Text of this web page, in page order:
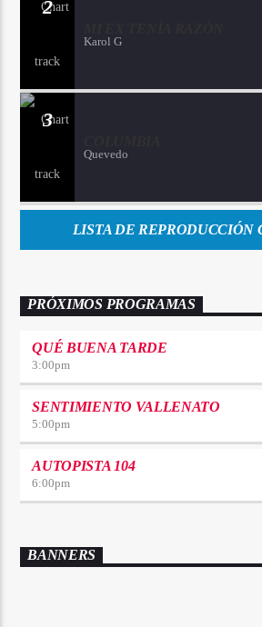
2
Karol G
3
Quevedo
LISTA DE REPRODUCCIÓN
PRÓXIMOS PROGRAMAS
QUÉ BUENA TARDE
3:00pm
SENTIMIENTO VALLENATO
5:00pm
AUTOPISTA 104
6:00pm
BANNERS